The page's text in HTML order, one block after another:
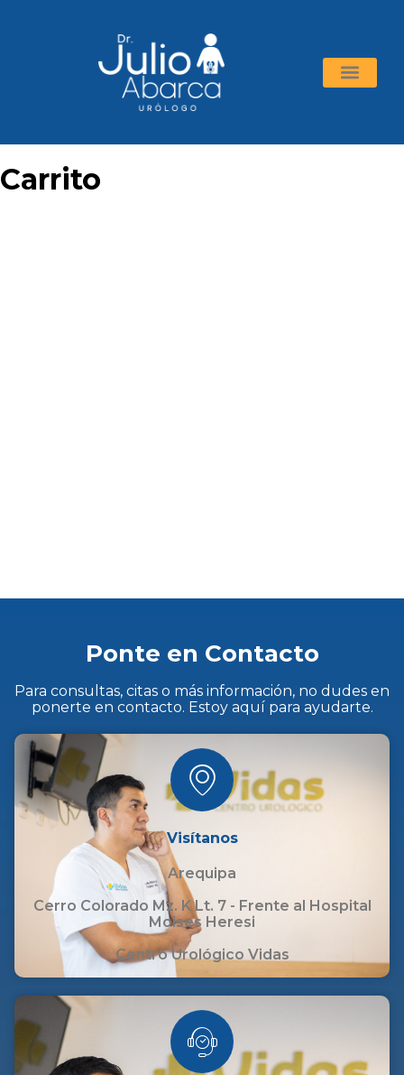
Carrito
Ponte en Contacto
Para consultas, citas o más información, no dudes en
ponerte en contacto. Estoy aquí para ayudarte.
Visítanos
Arequipa
Cerro Colorado Mz. K Lt. 7 - Frente al Hospital
Moises Heresi
Centro Urológico Vidas